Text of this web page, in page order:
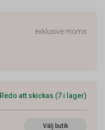
exklusive moms
Redo att skickas (7 i lager)
Välj butik